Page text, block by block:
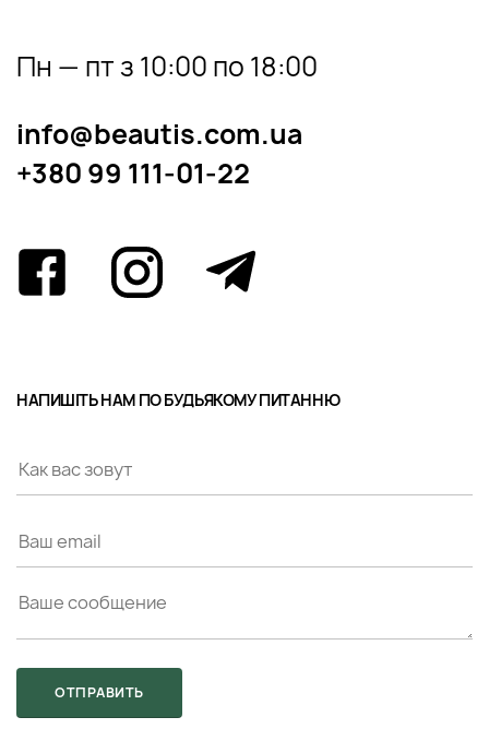
Пн — пт з 10:00 по 18:00
info@beautis.com.ua
+380 99 111-01-22
НАПИШІТЬ НАМ ПО БУДЬЯКОМУ ПИТАННЮ